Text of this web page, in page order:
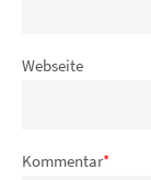
Webseite
Kommentar*